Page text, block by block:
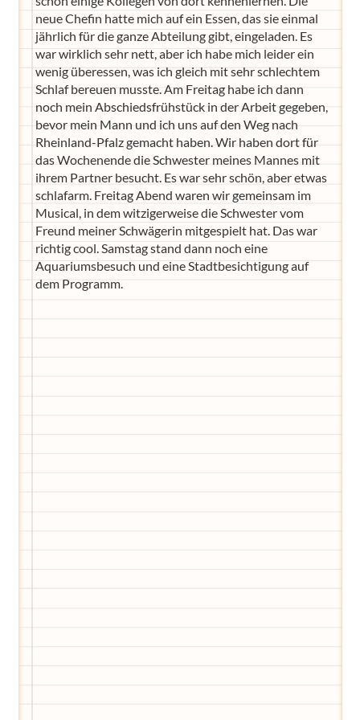
neue Chefin hatte mich auf ein Essen, das sie einmal
jährlich für die ganze Abteilung gibt, eingeladen. Es
war wirklich sehr nett, aber ich habe mich leider ein
wenig überessen, was ich gleich mit sehr schlechtem
Schlaf bereuen musste. Am Freitag habe ich dann
noch mein Abschiedsfrühstück in der Arbeit gegeben,
bevor mein Mann und ich uns auf den Weg nach
Rheinland-Pfalz gemacht haben. Wir haben dort für
das Wochenende die Schwester meines Mannes mit
ihrem Partner besucht. Es war sehr schön, aber etwas
schlafarm. Freitag Abend waren wir gemeinsam im
Musical, in dem witzigerweise die Schwester vom
Freund meiner Schwägerin mitgespielt hat. Das war
richtig cool. Samstag stand dann noch eine
Aquariumsbesuch und eine Stadtbesichtigung auf
dem Programm.